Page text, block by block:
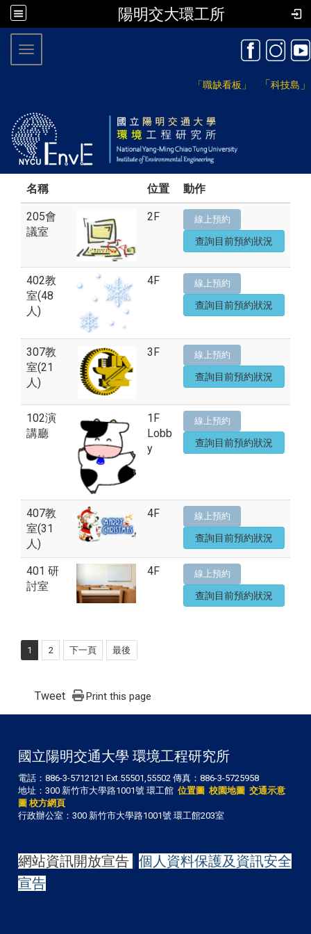
陽明交大環工所
「職缺看板」 「科技島 」
Toggle navigation
名稱 位置 動作
205會
議室
2F 線上預約
查詢目前預約狀況
402教
室(48
人)
4F 線上預約
查詢目前預約狀況
307教
室(21
人)
3F 線上預約
查詢目前預約狀況
102演
講廳
1F
Lobb
y
線上預約
查詢目前預約狀況
407教
室(31
人)
4F 線上預約
查詢目前預約狀況
401 研
討室
4F 線上預約
查詢目前預約狀況
1 2 下一頁 最後
Tweet Print this page
國立陽明交通大學 環境工程研究所
電話：886-3-5712121 Ext.55501,55502 傳真：886-3-5725958
地址：300 新竹市大學路1001號 環工館 位置圖 校園地圖 交通示意
圖 校方網頁
行政辦公室：300 新竹市大學路1001號 環工館203室
網站資訊開放宣告
個人資料保護及資訊安全
宣告